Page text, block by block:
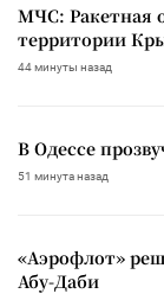
МЧС: Ракетная
территории
44 минуты назад
В Одессе
51 минута назад
«Аэрофлот»
Абу-Даби